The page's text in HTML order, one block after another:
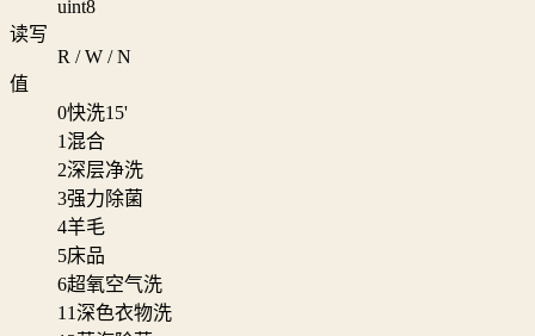
uint8
读写
R / W / N
值
0快洗15'
1 混合
2深层净洗
3强力除菌
4羊毛
5床品
6超氧空气洗
11深色衣物洗